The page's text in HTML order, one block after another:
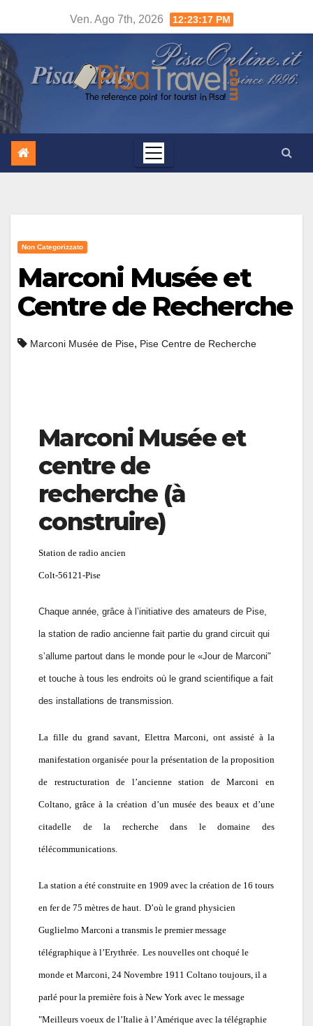
contenuto
Ven. Ago 7th, 2026 12:23:18 PM
Non Categorizzato
Marconi Musée et
Centre de Recherche
Marconi Musée de Pise, Pise Centre de Recherche
Marconi Musée et
centre de
recherche (à
construire)
Station de radio ancien
Colt-56121-Pise
Chaque année, grâce à l’initiative des amateurs de Pise,
la station de radio ancienne fait partie du grand circuit qui
s’allume partout dans le monde pour le «Jour de Marconi"
et touche à tous les endroits où le grand scientifique a fait
des installations de transmission.
La fille du grand savant, Elettra Marconi, ont assisté à la
manifestation organisée pour la présentation de la proposition
de restructuration de l’ancienne station de Marconi en
Coltano, grâce à la création d’un musée des beaux et d’une
citadelle de la recherche dans le domaine des
télécommunications.
La station a été construite en 1909 avec la création de 16 tours
en fer de 75 mètres de haut. D’où le grand physicien
Guglielmo Marconi a transmis le premier message
télégraphique à l’Erythrée. Les nouvelles ont choqué le
monde et Marconi, 24 Novembre 1911 Coltano toujours, il a
parlé pour la première fois à New York avec le message
"Meilleurs voeux de l’Italie à l’Amérique avec la télégraphie